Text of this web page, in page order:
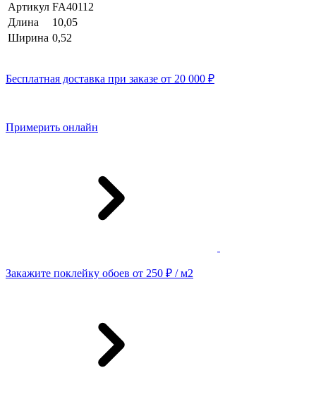
Артикул FA40112
Длина
10,05
Ширина 0,52
Бесплатная доставка при заказе от 20 000 ₽
Примерить онлайн
Закажите поклейку обоев от 250 ₽ / м2